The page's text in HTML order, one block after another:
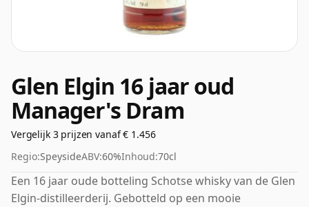
Glen Elgin 16 jaar oud
Manager's Dram
Vergelijk 3 prijzen vanaf € 1.456
Regio:SpeysideABV:60%Inhoud:70cl
Een 16 jaar oude botteling Schotse whisky van de Glen
Elgin-distilleerderij. Gebotteld op een mooie